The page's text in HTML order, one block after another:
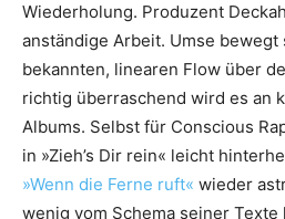
Wiederholung. Produzent
anständige Arbeit. Umse bewegt
bekannten, linearen Flow über
richtig überraschend wird es an
Albums. Selbst für Conscious
in »Zieh’s Dir rein« leicht
»Wenn die Ferne ruft« wieder
wenig vom Schema seiner